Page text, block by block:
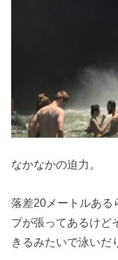
なかなかの迫力。
落差20メートルある
プが張ってあるけど
きるみたいで泳いだ